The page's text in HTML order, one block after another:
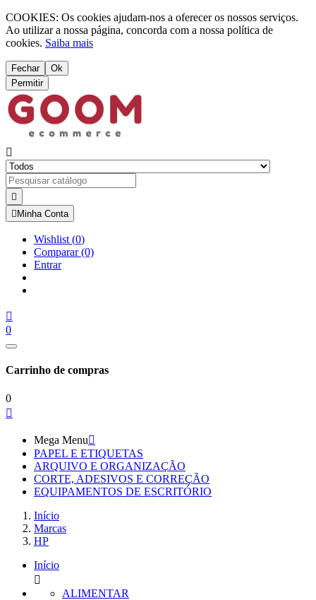
COOKIES: Os cookies ajudam-nos a oferecer os nossos serviços.
Ao utilizar a nossa página, concorda com a nossa política de
cookies. Saiba mais
Fechar
Ok
Permitir


 Minha Conta
Wishlist (0)
Comparar(0)
Entrar

0
Carrinho de compras
0

Mega Menu
PAPEL E ETIQUETAS
ARQUIVO E ORGANIZAÇÃO
CORTE, ADESIVOS E CORREÇÃO
EQUIPAMENTOS DE ESCRITÓRIO
Início
Marcas
HP
Início

ALIMENTAR